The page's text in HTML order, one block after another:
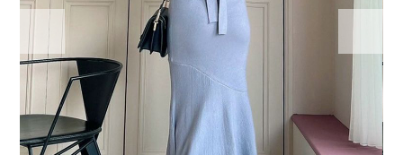
SHOP LIST
CONCEPT
ONLINE STORE